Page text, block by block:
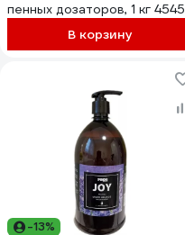
пенных дозаторов, 1 кг 4545
В корзину
-13%